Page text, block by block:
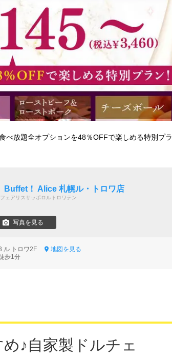
放題全オプションを48％OFFで楽しめる特別プラ
Buffet！ Alice 札幌ル・トロワ店
ェアリスサッポロルトロワテン
写真を見る
ル トロワ2F
地図を見る
歩1分
♪自家製ドルチェ